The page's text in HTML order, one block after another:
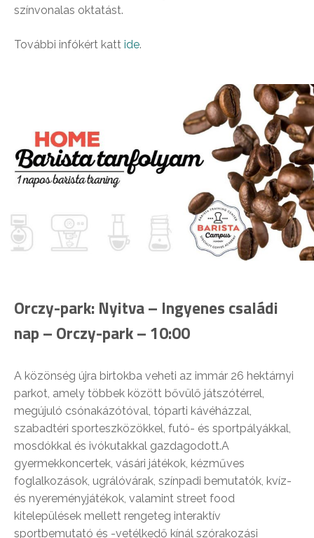
színvonalas oktatást.
További infókért katt ide.
Orczy-park: Nyitva – Ingyenes családi
nap – Orczy-park – 10:00
A közönség újra birtokba veheti az immár 26 hektárnyi
parkot, amely többek között bővülő játszótérrel,
megújuló csónakázótóval, tóparti kávéházzal,
szabadtéri sporteszközökkel, futó- és sportpályákkal,
mosdókkal és ivókutakkal gazdagodott.A
gyermekkoncertek, vásári játékok, kézműves
foglalkozások, ugrálóvárak, színpadi bemutatók, kvíz-
és nyereményjátékok, valamint street food
kitelepülések mellett rengeteg interaktív
sportbemutató és -vetélkedő kínál szórakozási